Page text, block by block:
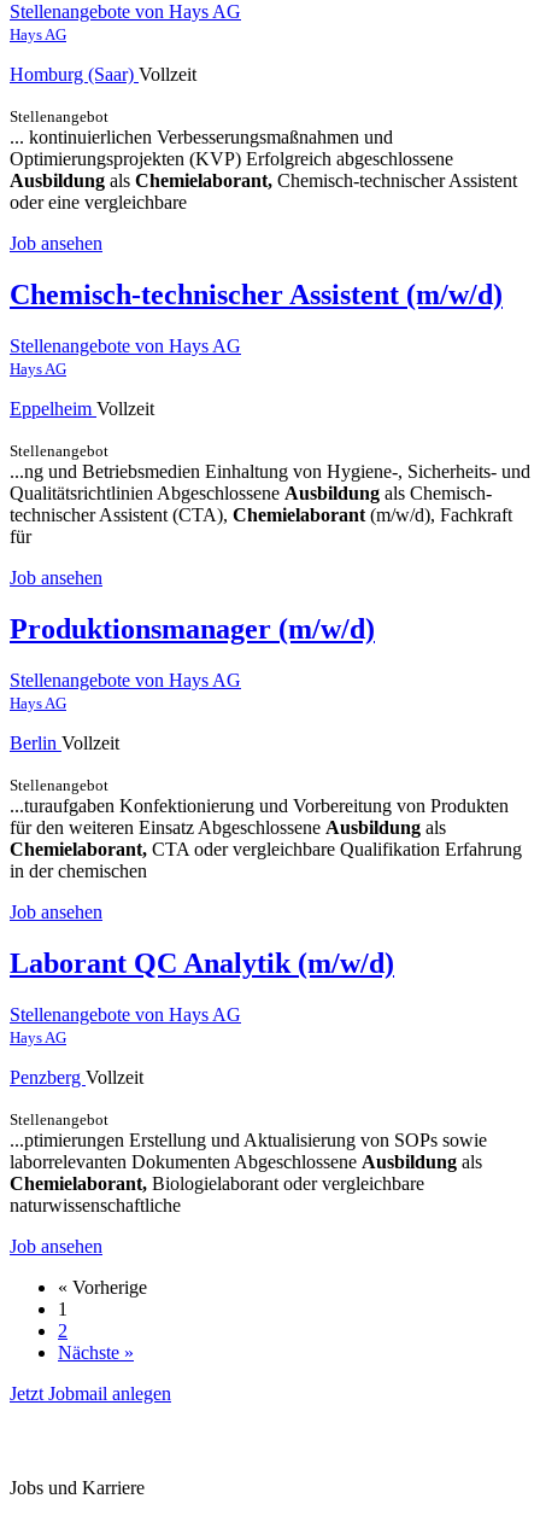
Stellenangebote von Hays AG
Hays AG
Homburg (Saar) Vollzeit
Stellenangebot
... kontinuierlichen Verbesserungsmaßnahmen und
Optimierungsprojekten (KVP) Erfolgreich abgeschlossene
Ausbildung als Chemielaborant, Chemisch-technischer Assistent
oder eine vergleichbare
Job ansehen
Chemisch-technischer Assistent (m/w/d)
Stellenangebote von Hays AG
Hays AG
Eppelheim Vollzeit
Stellenangebot
...ng und Betriebsmedien Einhaltung von Hygiene-, Sicherheits- und
Qualitätsrichtlinien Abgeschlossene Ausbildung als Chemisch-
technischer Assistent (CTA), Chemielaborant (m/w/d), Fachkraft
für
Job ansehen
Produktionsmanager (m/w/d)
Stellenangebote von Hays AG
Hays AG
Berlin Vollzeit
Stellenangebot
...turaufgaben Konfektionierung und Vorbereitung von Produkten
für den weiteren Einsatz Abgeschlossene Ausbildung als
Chemielaborant, CTA oder vergleichbare Qualifikation Erfahrung
in der chemischen
Job ansehen
Laborant QC Analytik (m/w/d)
Stellenangebote von Hays AG
Hays AG
Penzberg Vollzeit
Stellenangebot
...ptimierungen Erstellung und Aktualisierung von SOPs sowie
laborrelevanten Dokumenten Abgeschlossene Ausbildung als
Chemielaborant, Biologielaborant oder vergleichbare
naturwissenschaftliche
Job ansehen
« Vorherige
1
2
Nächste »
Jetzt Jobmail anlegen
Jobs und Karriere